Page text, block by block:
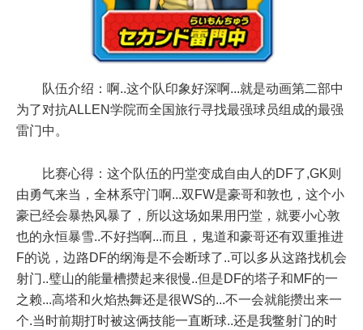
队伍介绍：啊..这个队印象好深啊...就是动画第二部中
为了对抗ALLEN学院而全国旅行寻找最强球员组成的最强
雷门中。
比赛心得：这个队伍的円堂变成自由人的DF了,GK则
由勇气来当，全林系守门啊...双FW是豪哥和敦也，这个小
豪已经会暴热风暴了，所以这场如果用円堂，就要小心敦
也的永恒暴雪..不好挡啊...而且，鬼道和豪哥还有双重推进
F的说，边路DF的纲海是不会断球了..可以多从这路找机会
射门..璧山的能量槽攒起来很慢..但是DF的塔子和MF的一
之赖...高塔和火焰热舞还是很WS的...不一会就能攒出来一
个.当时前期打时被这俩技能一直断球..还是我鳖射门的时